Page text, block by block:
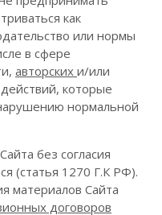
как
или нормы
в сфере
авторских и/или
которые
нормальной
без согласия
(статья 1270 Г.К РФ).
материалов Сайта
договоров